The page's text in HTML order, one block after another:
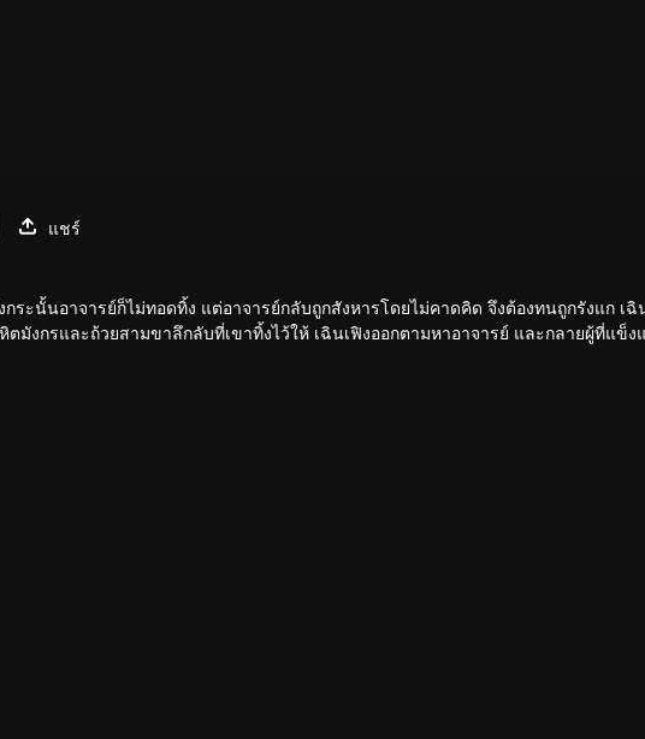
แชร์
กระนั้นอาจารย์ก็ไม่ทอดทิ้ง แต่อาจารย์กลับถูกสังหารโดยไม่คาดคิด จึงต้องทนถูกรังแก เฉิ
มังกรและถ้วยสามขาลึกลับที่เขาทิ้งไว้ให้ เฉินเฟิงออกตามหาอาจารย์ และกลายผู้ที่แข็ง